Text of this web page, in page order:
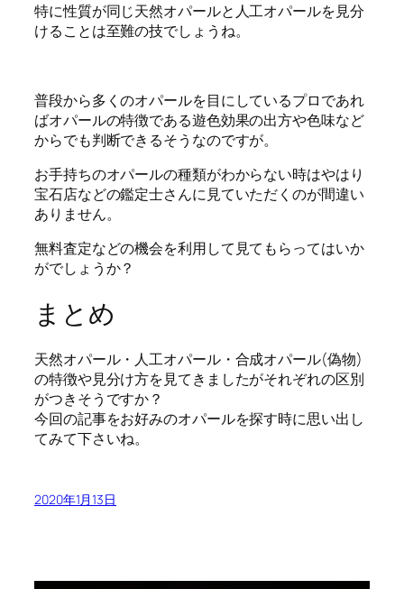
特に性質が同じ天然オパールと人工オパールを見分
けることは至難の技でしょうね。
普段から多くのオパールを目にしているプロであれ
ばオパールの特徴である遊色効果の出方や色味など
からでも判断できるそうなのですが。
お手持ちのオパールの種類がわからない時はやはり
宝石店などの鑑定士さんに見ていただくのが間違い
ありません。
無料査定などの機会を利用して見てもらってはいか
がでしょうか？
まとめ
天然オパール・人工オパール・合成オパール(偽物)
の特徴や見分け方を見てきましたがそれぞれの区別
がつきそうですか？
今回の記事をお好みのオパールを探す時に思い出し
てみて下さいね。
2020年1月13日